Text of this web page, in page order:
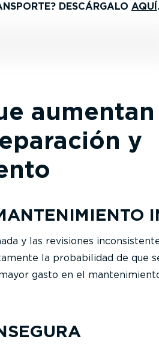
DESCÁRGALO AQUÍ.
y
y las revisiones
la probabilidad de que
gasto en el